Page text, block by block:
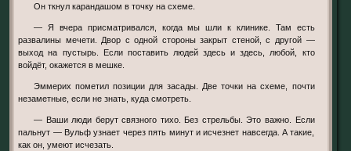
Он ткнул карандашом в точку на схеме.
— Я вчера присматривался, когда мы шли к клинике. Там есть
развалины мечети. Двор с одной стороны закрыт стеной, с другой —
выход на пустырь. Если поставить людей здесь и здесь, любой, кто
войдёт, окажется в мешке.
Эммерих пометил позиции для засады. Две точки на схеме, почти
незаметные, если не знать, куда смотреть.
— Ваши люди берут связного тихо. Без стрельбы. Это важно. Если
пальнут — Вульф узнает через пять минут и исчезнет навсегда. А такие,
как он, умеют исчезать.